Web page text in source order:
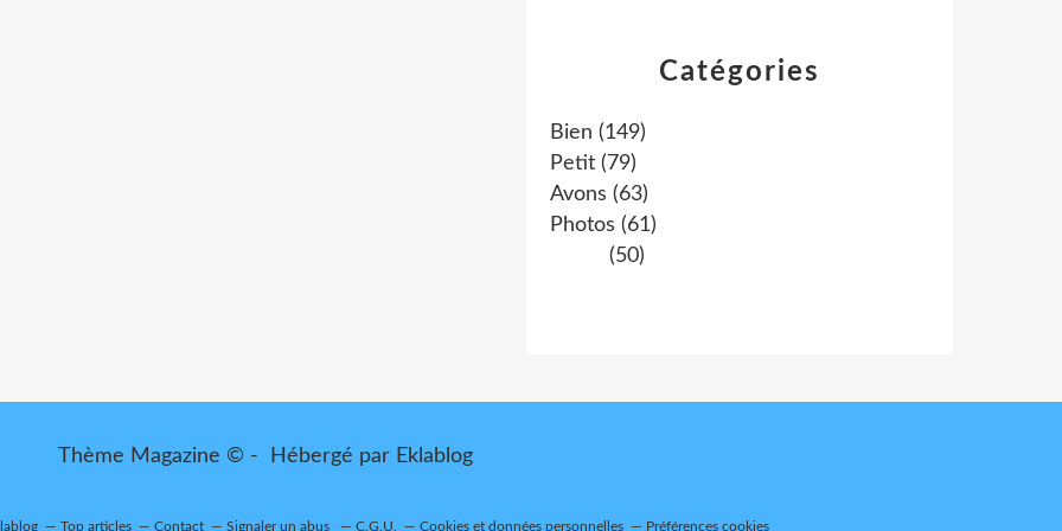
Catégories
Bien (149)
Petit (79)
Avons (63)
Photos (61)
(50)
Thème Magazine © - Hébergé par Eklablog
Top articles Contact Signaler un abus C.G.U. Cookies et données personnelles Préférences cookies